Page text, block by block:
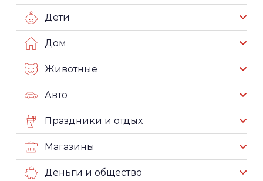
Дети
Дом
Животные
Авто
Праздники и отдых
Магазины
Деньги и общество